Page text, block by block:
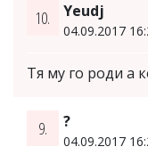
10. Yeudj
04.09.2017
Тя му го роди а
9. ?
04.09.2017